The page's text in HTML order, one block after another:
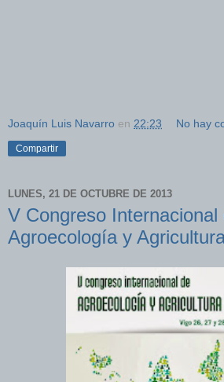
Joaquín Luis Navarro en 22:23 No hay
Compartir
LUNES, 21 DE OCTUBRE DE 2013
V Congreso Internacional
Agroecología y